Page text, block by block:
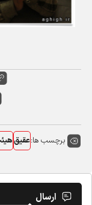
برچسب ها:عقیقهیئت
ارسال